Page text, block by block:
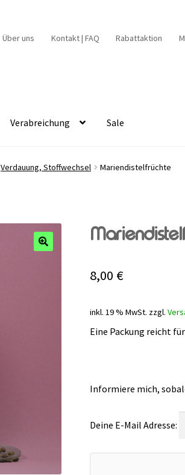
Über uns Kontakt | FAQ Rabattaktion
Verabreichung Sale
Verdauung, Stoffwechsel Mariendistelfrüchte
8,00 €
inkl. 19 % MwSt. zzgl.
Eine Packung reicht
Informiere mich,
Deine E-Mail Adresse: